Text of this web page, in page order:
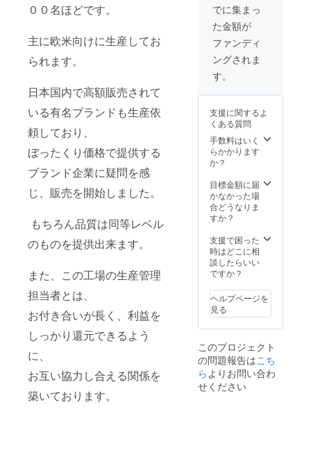
００名ほどです。
主に欧米向けに生産してお
られます。
日本国内で高額販売されて
いる有名ブランドも生産依
頼しており、
ぼったくり価格で提供する
ブランド企業に疑問を感
じ、販売を開始しました。
もちろん品質は同等レベル
のものを提供出来ます。
また、この工場の生産管理
担当者とは、
お付き合いが長く、利益を
しっかり還元できるよう
に、
お互い協力し合える関係を
築いております。
でに集まっ
た金額が
ファンディ
ングされま
す。
支援に関するよ
くある質問
手数料はいく
らかかります
か？
目標金額に届
かなかった場
合どうなりま
すか？
支援で困った
時はどこに相
談したらいい
ですか？
ヘルプページを
見る
このプロジェクト
の問題報告はこち
ら よりお問い合わ
せください